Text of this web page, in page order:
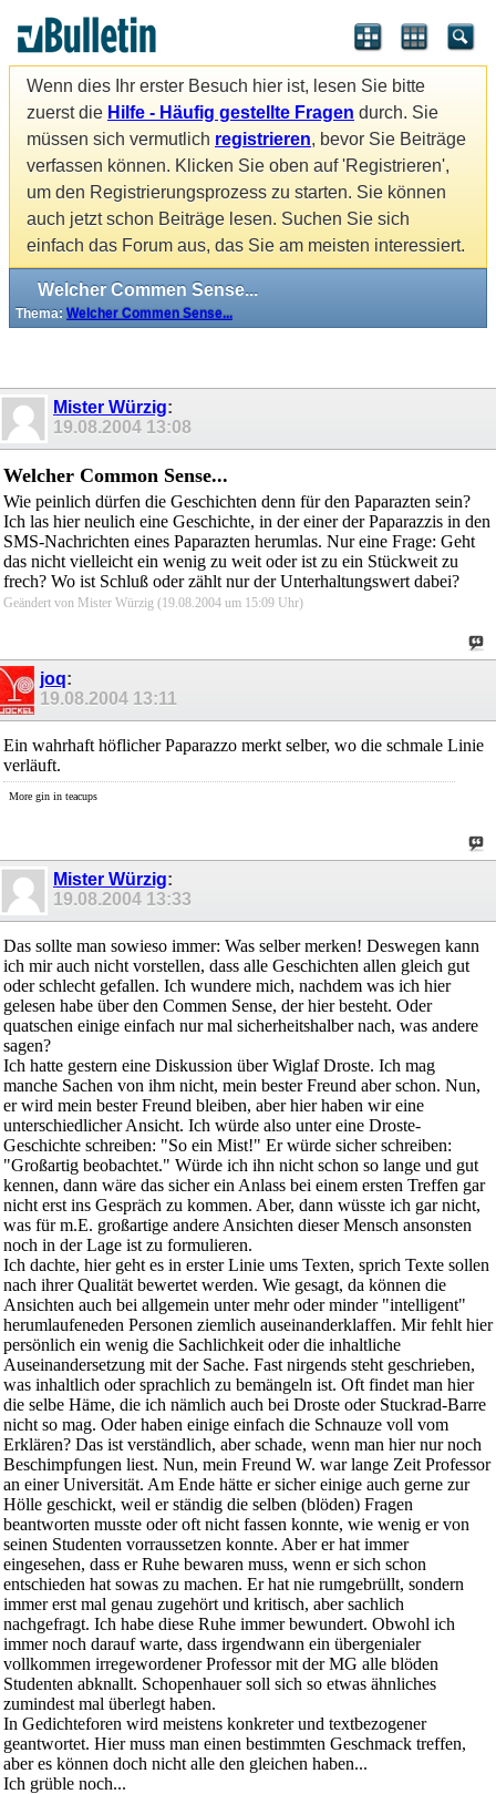
Wenn dies Ihr erster Besuch hier ist, lesen Sie bitte
zuerst die Hilfe - Häufig gestellte Fragen durch. Sie
müssen sich vermutlich registrieren, bevor Sie Beiträge
verfassen können. Klicken Sie oben auf 'Registrieren',
um den Registrierungsprozess zu starten. Sie können
auch jetzt schon Beiträge lesen. Suchen Sie sich
einfach das Forum aus, das Sie am meisten interessiert.
Welcher Commen Sense...
Thema: Welcher Commen Sense...
Mister Würzig:
19.08.2004 13:08
Welcher Common Sense...
Wie peinlich dürfen die Geschichten denn für den Paparazten sein?
Ich las hier neulich eine Geschichte, in der einer der Paparazzis in den
SMS-Nachrichten eines Paparazten herumlas. Nur eine Frage: Geht
das nicht vielleicht ein wenig zu weit oder ist zu ein Stückweit zu
frech? Wo ist Schluß oder zählt nur der Unterhaltungswert dabei?
Geändert von Mister Würzig (19.08.2004 um 15:09 Uhr)
joq:
19.08.2004 13:11
Ein wahrhaft höflicher Paparazzo merkt selber, wo die schmale Linie
verläuft.
More gin in teacups
Mister Würzig:
19.08.2004 13:33
Das sollte man sowieso immer: Was selber merken! Deswegen kann
ich mir auch nicht vorstellen, dass alle Geschichten allen gleich gut
oder schlecht gefallen. Ich wundere mich, nachdem was ich hier
gelesen habe über den Commen Sense, der hier besteht. Oder
quatschen einige einfach nur mal sicherheitshalber nach, was andere
sagen?
Ich hatte gestern eine Diskussion über Wiglaf Droste. Ich mag
manche Sachen von ihm nicht, mein bester Freund aber schon. Nun,
er wird mein bester Freund bleiben, aber hier haben wir eine
unterschiedlicher Ansicht. Ich würde also unter eine Droste-
Geschichte schreiben: "So ein Mist!" Er würde sicher schreiben:
"Großartig beobachtet." Würde ich ihn nicht schon so lange und gut
kennen, dann wäre das sicher ein Anlass bei einem ersten Treffen gar
nicht erst ins Gespräch zu kommen. Aber, dann wüsste ich gar nicht,
was für m.E. großartige andere Ansichten dieser Mensch ansonsten
noch in der Lage ist zu formulieren.
Ich dachte, hier geht es in erster Linie ums Texten, sprich Texte sollen
nach ihrer Qualität bewertet werden. Wie gesagt, da können die
Ansichten auch bei allgemein unter mehr oder minder "intelligent"
herumlaufeneden Personen ziemlich auseinanderklaffen. Mir fehlt hier
persönlich ein wenig die Sachlichkeit oder die inhaltliche
Auseinandersetzung mit der Sache. Fast nirgends steht geschrieben,
was inhaltlich oder sprachlich zu bemängeln ist. Oft findet man hier
die selbe Häme, die ich nämlich auch bei Droste oder Stuckrad-Barre
nicht so mag. Oder haben einige einfach die Schnauze voll vom
Erklären? Das ist verständlich, aber schade, wenn man hier nur noch
Beschimpfungen liest. Nun, mein Freund W. war lange Zeit Professor
an einer Universität. Am Ende hätte er sicher einige auch gerne zur
Hölle geschickt, weil er ständig die selben (blöden) Fragen
beantworten musste oder oft nicht fassen konnte, wie wenig er von
seinen Studenten vorraussetzen konnte. Aber er hat immer
eingesehen, dass er Ruhe bewaren muss, wenn er sich schon
entschieden hat sowas zu machen. Er hat nie rumgebrüllt, sondern
immer erst mal genau zugehört und kritisch, aber sachlich
nachgefragt. Ich habe diese Ruhe immer bewundert. Obwohl ich
immer noch darauf warte, dass irgendwann ein übergenialer
vollkommen irregewordener Professor mit der MG alle blöden
Studenten abknallt. Schopenhauer soll sich so etwas ähnliches
zumindest mal überlegt haben.
In Gedichteforen wird meistens konkreter und textbezogener
geantwortet. Hier muss man einen bestimmten Geschmack treffen,
aber es können doch nicht alle den gleichen haben...
Ich grüble noch...